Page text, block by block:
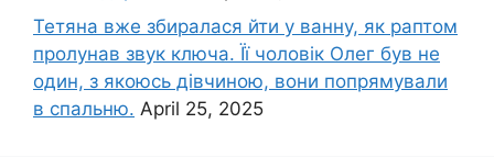
Тетяна вже збиралася йти у ванну, як раптом
пролунав звук ключа. Її чоловік Олег був не
один, з якоюсь дівчиною, вони попрямували
в спальню. April 25, 2025